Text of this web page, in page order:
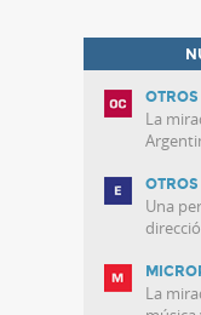
La
Una
La